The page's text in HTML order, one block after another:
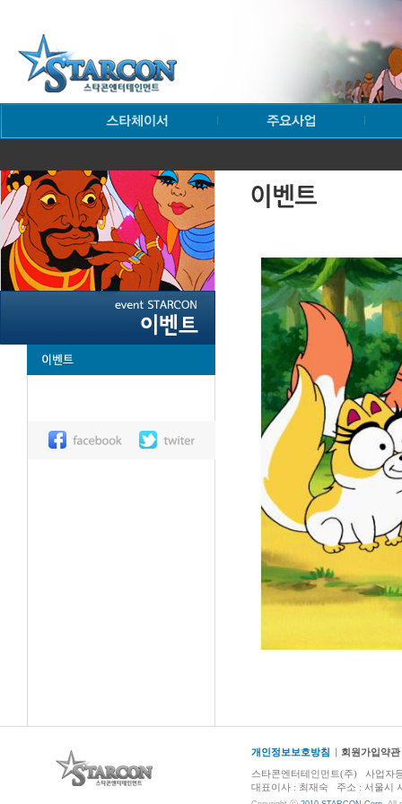
개인정보보호방침 회원가입약관
스타콘엔터테인먼트(주) 사업자
대표이사 : 최재숙 주소 : 서울시